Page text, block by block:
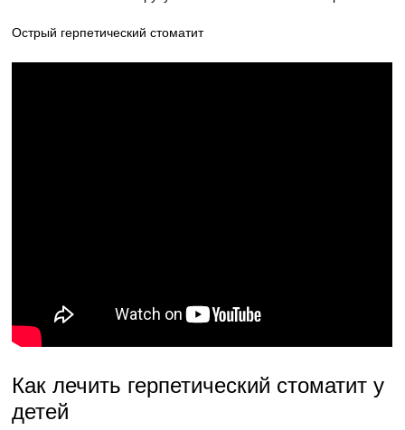
Острый герпетический стоматит
Как лечить герпетический стоматит у
детей